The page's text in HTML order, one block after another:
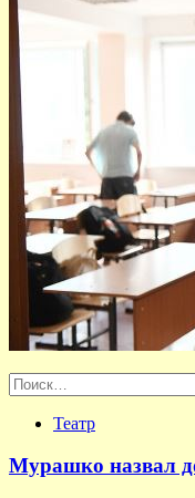
Найти:
Театр
Мурашко назвал